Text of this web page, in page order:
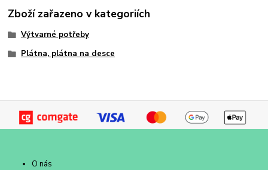
Zboží zařazeno v kategoriích
Výtvarné potřeby
Plátna, plátna na desce
O nás